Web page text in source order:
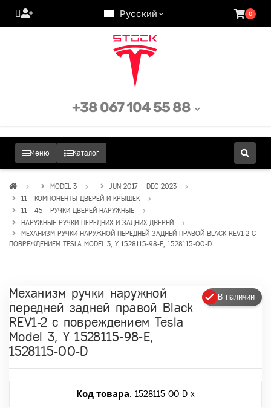
Русский 0
Меню Каталог
+38 067 104 55 88
MODEL 3
JUN 2017 – DEC 2023
11 - КОМПОНЕНТЫ ДВЕРЕЙ И КРЫШЕК
11 - 45 - РУЧКИ ДВЕРЕЙ НАРУЖНЫЕ
НАРУЖНЫЕ РУЧКИ ПЕРЕДНИХ И ЗАДНИХ ДВЕРЕЙ
МЕХАНИЗМ РУЧКИ НАРУЖНОЙ ПЕРЕДНЕЙ ЗАДНЕЙ ПРАВОЙ BLACK REV1-2 С
ПОВРЕЖДЕНИЕМ TESLA MODEL 3, Y 1528115-98-E, 1528115-00-D
В наличии
Механизм ручки наружной
передней задней правой Black
REV1-2 с повреждением Tesla
Model 3, Y 1528115-98-E,
1528115-00-D
Код товара: 1528115-00-D x